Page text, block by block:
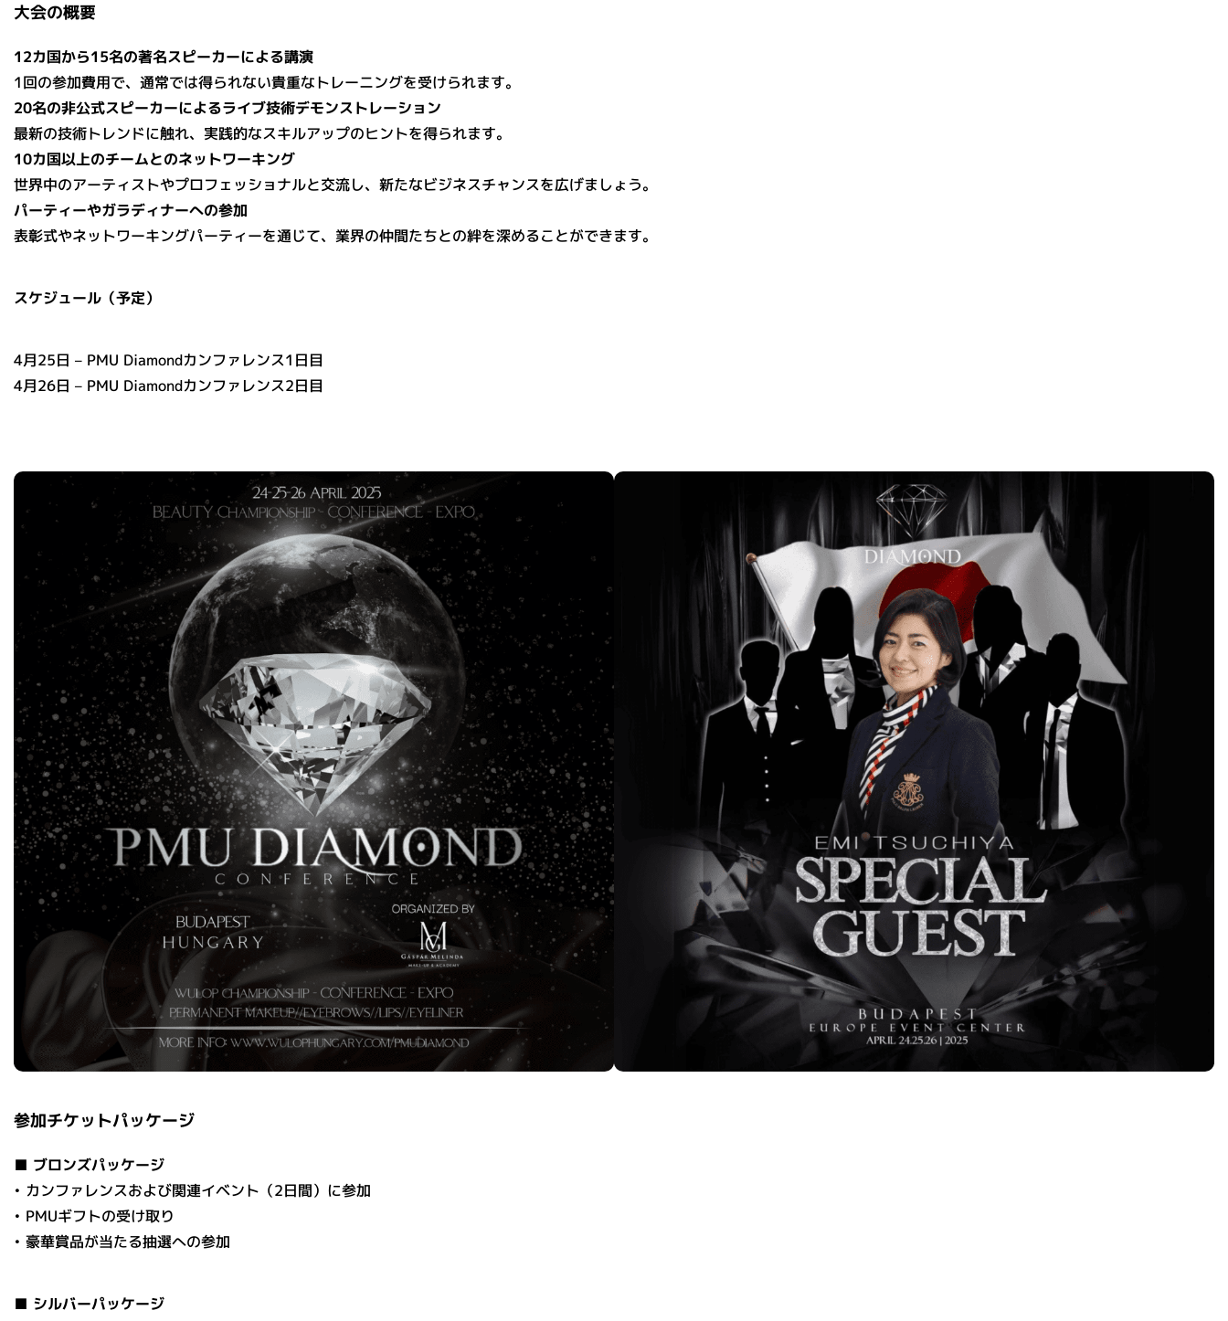
大会の概要
12カ国から15名の著名スピーカーによる講演
1回の参加費用で、通常では得られない貴重なトレーニングを受けられます。
20名の非公式スピーカーによるライブ技術デモンストレーション
最新の技術トレンドに触れ、実践的なスキルアップのヒントを得られます。
10カ国以上のチームとのネットワーキング
世界中のアーティストやプロフェッショナルと交流し、新たなビジネスチャンスを広げましょう。
パーティーやガラディナーへの参加
表彰式やネットワーキングパーティーを通じて、業界の仲間たちとの絆を深めることができます。
スケジュール（予定）
4月25日 – PMU Diamondカンファレンス1日目
4月26日 – PMU Diamondカンファレンス2日目
参加チケットパッケージ
■ ブロンズパッケージ
• カンファレンスおよび関連イベント（2日間）に参加
• PMUギフトの受け取り
• 豪華賞品が当たる抽選への参加
■ シルバーパッケージ